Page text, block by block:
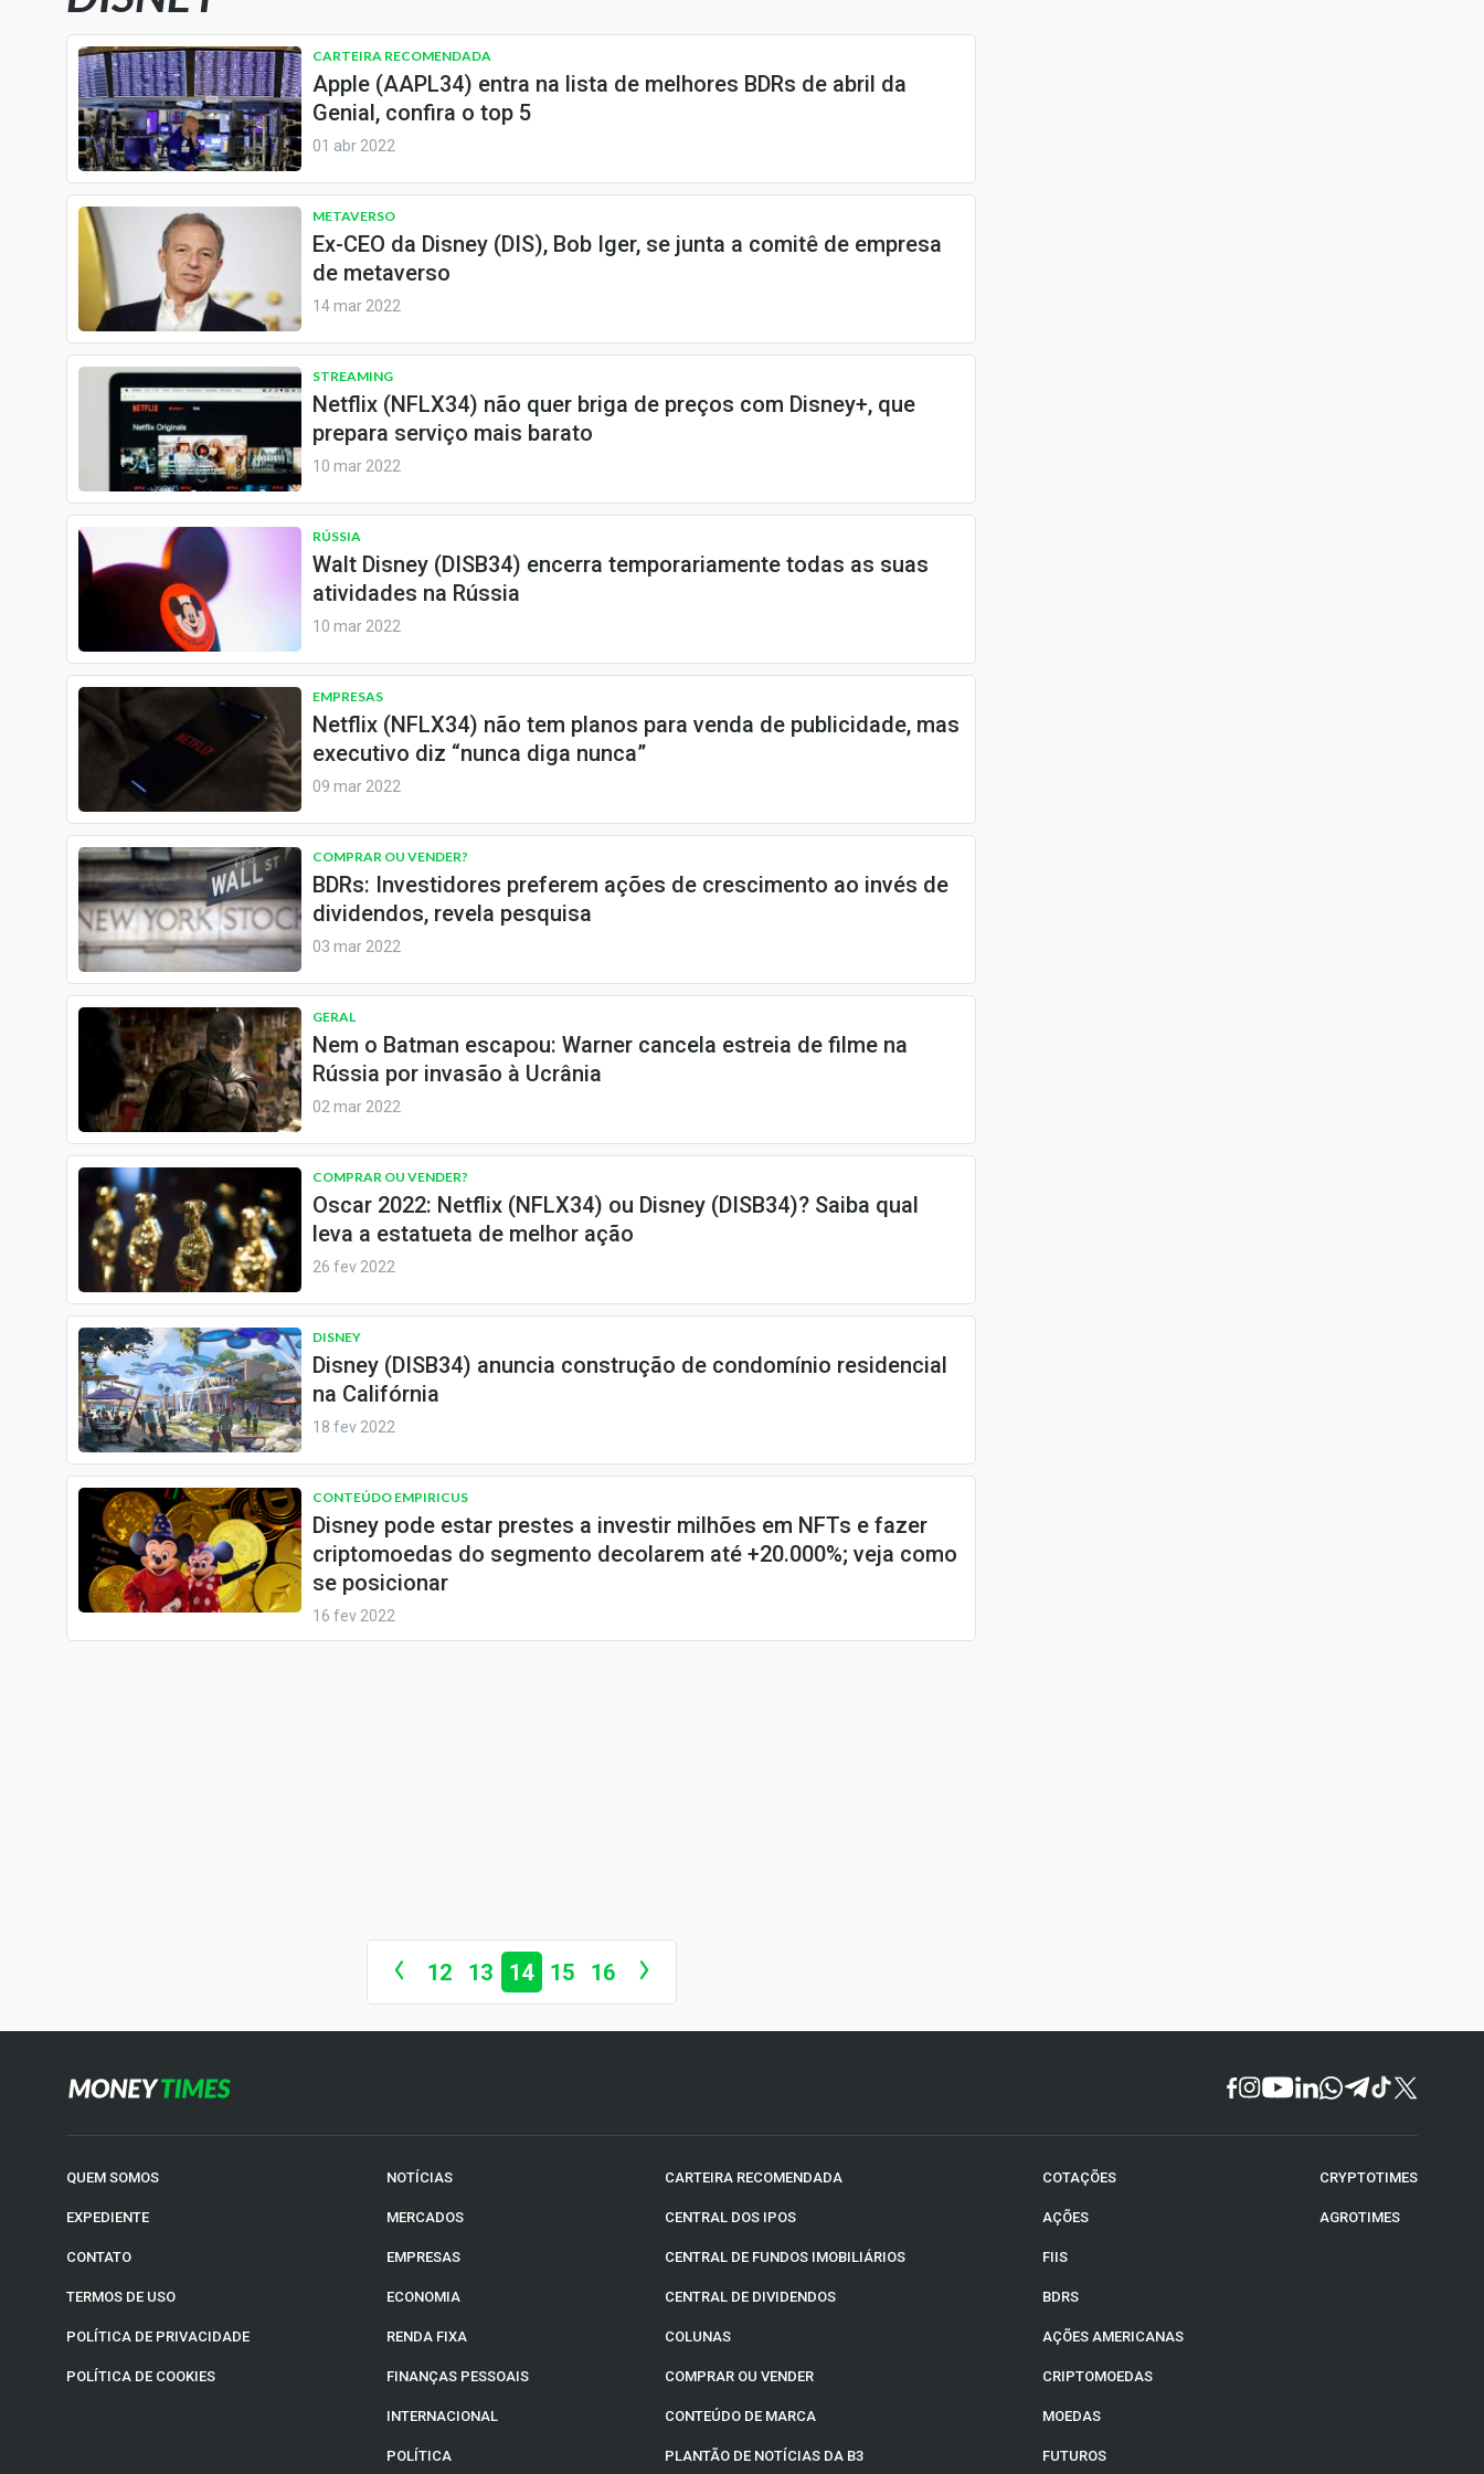
Central de Dividendos
Central de Fundos
Imobiliários
Central dos IPOs
Renda Fixa
Finanças Pessoais
Mercados
Empresas
Internacional
Marketing
Tecnologia
Conteúdo de Marca
Sobre
CARTEIRA RECOMENDADA
Apple (AAPL34) entra na lista de melhores BDRs de abril da
Genial, confira o top 5
01 abr 2022
METAVERSO
Ex-CEO da Disney (DIS), Bob Iger, se junta a comitê de empresa
de metaverso
14 mar 2022
STREAMING
Netflix (NFLX34) não quer briga de preços com Disney+, que
prepara serviço mais barato
10 mar 2022
RÚSSIA
Walt Disney (DISB34) encerra temporariamente todas as suas
atividades na Rússia
10 mar 2022
EMPRESAS
Netflix (NFLX34) não tem planos para venda de publicidade, mas
executivo diz “nunca diga nunca”
09 mar 2022
COMPRAR OU VENDER?
BDRs: Investidores preferem ações de crescimento ao invés de
dividendos, revela pesquisa
03 mar 2022
GERAL
Nem o Batman escapou: Warner cancela estreia de filme na
Rússia por invasão à Ucrânia
02 mar 2022
COMPRAR OU VENDER?
Oscar 2022: Netflix (NFLX34) ou Disney (DISB34)? Saiba qual
leva a estatueta de melhor ação
26 fev 2022
DISNEY
Disney (DISB34) anuncia construção de condomínio residencial
na Califórnia
18 fev 2022
CONTEÚDO EMPIRICUS
Disney pode estar prestes a investir milhões em NFTs e fazer
criptomoedas do segmento decolarem até +20.000%; veja como
se posicionar
16 fev 2022
12 13 14 15 16
QUEM SOMOS
EXPEDIENTE
CONTATO
TERMOS DE USO
POLÍTICA DE PRIVACIDADE
POLÍTICA DE COOKIES
NOTÍCIAS
MERCADOS
EMPRESAS
ECONOMIA
RENDA FIXA
FINANÇAS PESSOAIS
INTERNACIONAL
POLÍTICA
CARTEIRA RECOMENDADA
CENTRAL DOS IPOS
CENTRAL DE FUNDOS IMOBILIÁRIOS
CENTRAL DE DIVIDENDOS
COLUNAS
COMPRAR OU VENDER
CONTEÚDO DE MARCA
PLANTÃO DE NOTÍCIAS DA B3
COTAÇÕES
AÇÕES
FIIS
BDRS
AÇÕES AMERICANAS
CRIPTOMOEDAS
MOEDAS
FUTUROS
CRYPTOTIMES
AGROTIMES